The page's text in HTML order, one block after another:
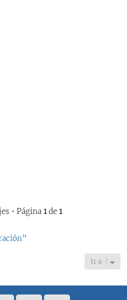
• Página 1de 1
Ir a